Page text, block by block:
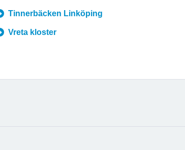
Tinnerbäcken Linköping
Vreta kloster